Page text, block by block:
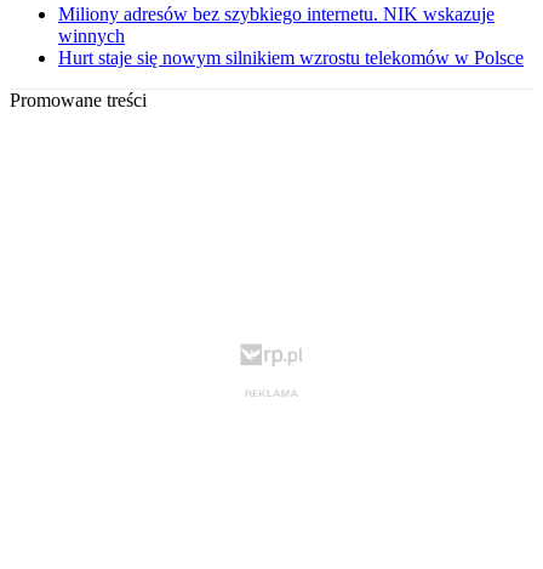
Miliony adresów bez szybkiego internetu. NIK wskazuje
winnych
Hurt staje się nowym silnikiem wzrostu telekomów w Polsce
Promowane treści